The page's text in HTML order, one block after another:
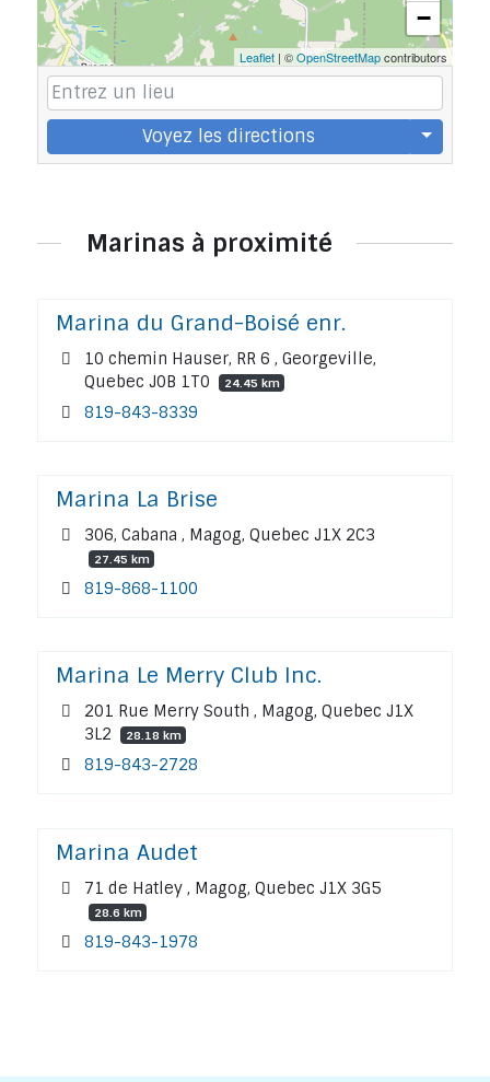
−
Leaflet | ©OpenStreetMapcontributors
Voyez les directions
Marinas à proximité
Marina du Grand-Boisé enr.
10 chemin Hauser, RR 6 , Georgeville,
Quebec J0B 1T0
24.45 km
819-843-8339
Marina La Brise
306, Cabana , Magog, Quebec J1X 2C3
27.45 km
819-868-1100
Marina Le Merry Club Inc.
201 Rue Merry South , Magog, Quebec J1X
3L2
28.18 km
819-843-2728
Marina Audet
71 de Hatley , Magog, Quebec J1X 3G5
28.6 km
819-843-1978